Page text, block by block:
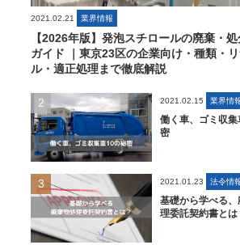
2021.02.21 業界情報
【2026年版】発泡スチロールの廃棄・
ガイド ｜東京23区の企業向け・種類・
ル・適正処理まで徹底解説
2021.02.15 業界情
働く車、ゴミ収
密
2021.01.23 法令情
基礎から学べる、
理委託契約書とは